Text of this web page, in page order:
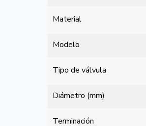
Material
Modelo
Tipo de válvula
Diámetro (mm)
Terminación